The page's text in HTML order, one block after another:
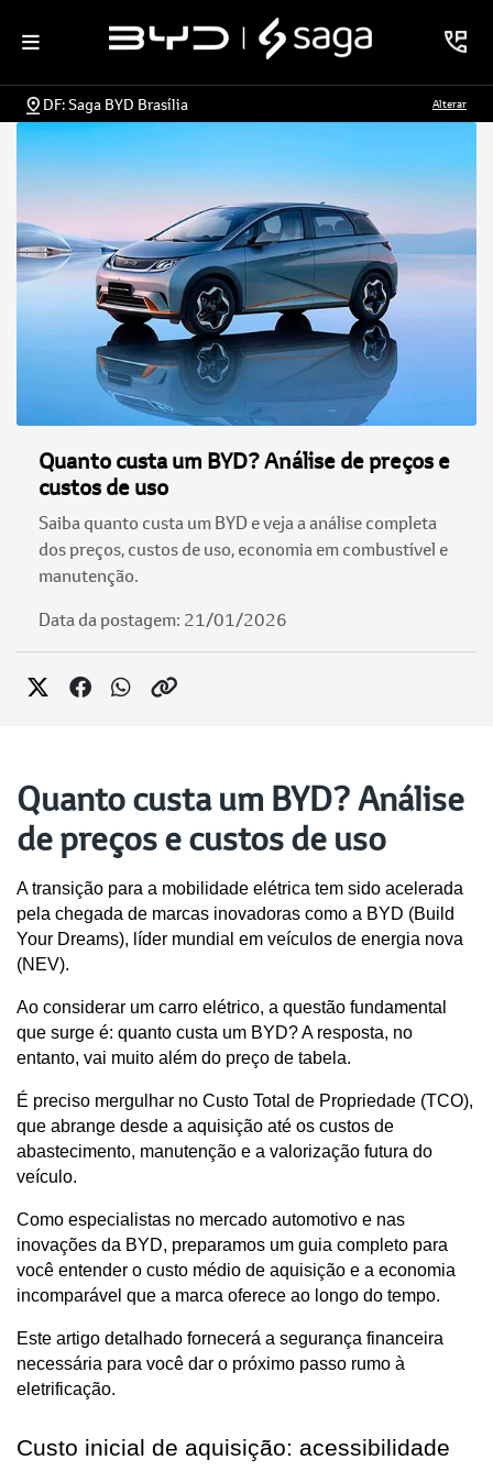
DF: Saga BYD Brasília Alterar
Quanto custa um BYD? Análise de preços e
custos de uso
Saiba quanto custa um BYD e veja a análise completa
dos preços, custos de uso, economia em combustível e
manutenção.
Data da postagem: 21/01/2026
Quanto custa um BYD? Análise
de preços e custos de uso
A transição para a mobilidade elétrica tem sido acelerada
pela chegada de marcas inovadoras como a BYD (Build
Your Dreams), líder mundial em veículos de energia nova
(NEV).
Ao considerar um carro elétrico, a questão fundamental
que surge é: quanto custa um BYD? A resposta, no
entanto, vai muito além do preço de tabela.
É preciso mergulhar no Custo Total de Propriedade (TCO),
que abrange desde a aquisição até os custos de
abastecimento, manutenção e a valorização futura do
veículo.
Como especialistas no mercado automotivo e nas
inovações da BYD, preparamos um guia completo para
você entender o custo médio de aquisição e a economia
incomparável que a marca oferece ao longo do tempo.
Este artigo detalhado fornecerá a segurança financeira
necessária para você dar o próximo passo rumo à
eletrificação.
Custo inicial de aquisição: acessibilidade